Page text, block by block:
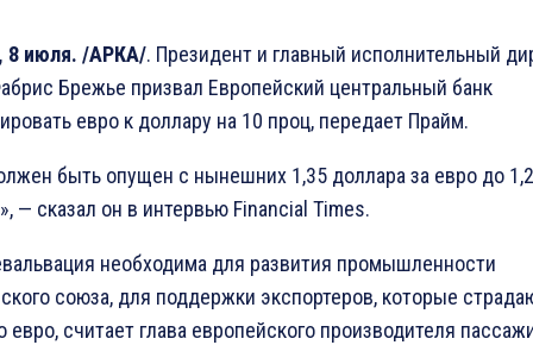
8 июля. /АРКА/. Президент и главный исполнительный
Брежье призвал Европейский центральный банк
евро к доллару на 10 проц, передает Прайм.
быть опущен с нынешних 1,35 доллара за евро до
— сказал он в интервью Financial Times.
необходима для развития промышленности
союза, для поддержки экспортеров, которые
евро, считает глава европейского производителя